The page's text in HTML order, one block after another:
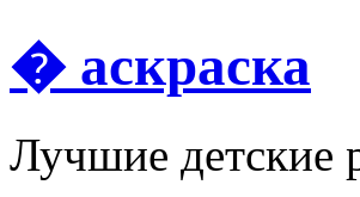
� аскраска
Лучшие детские